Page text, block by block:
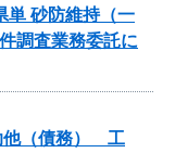
単 砂防維持（一
調査業務委託に
他（債務） 工